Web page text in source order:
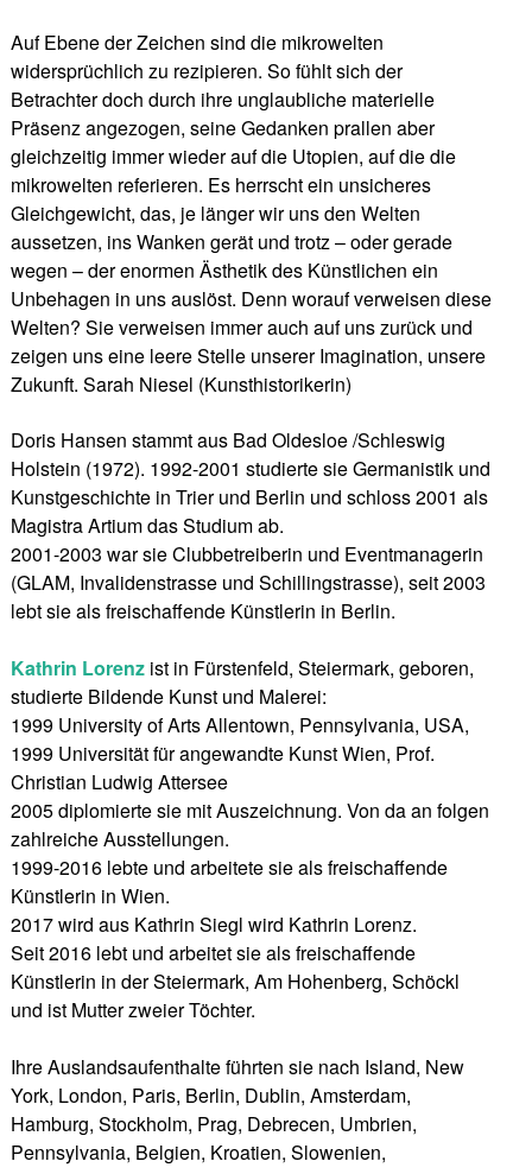
Auf Ebene der Zeichen sind die mikrowelten
widersprüchlich zu rezipieren. So fühlt sich der
Betrachter doch durch ihre unglaubliche materielle
Präsenz angezogen, seine Gedanken prallen aber
gleichzeitig immer wieder auf die Utopien, auf die die
mikrowelten referieren. Es herrscht ein unsicheres
Gleichgewicht, das, je länger wir uns den Welten
aussetzen, ins Wanken gerät und trotz – oder gerade
wegen – der enormen Ästhetik des Künstlichen ein
Unbehagen in uns auslöst. Denn worauf verweisen diese
Welten? Sie verweisen immer auch auf uns zurück und
zeigen uns eine leere Stelle unserer Imagination, unsere
Zukunft. Sarah Niesel (Kunsthistorikerin)
Doris Hansen stammt aus Bad Oldesloe /Schleswig
Holstein (1972). 1992-2001 studierte sie Germanistik und
Kunstgeschichte in Trier und Berlin und schloss 2001 als
Magistra Artium das Studium ab.
2001-2003 war sie Clubbetreiberin und Eventmanagerin
(GLAM, Invalidenstrasse und Schillingstrasse), seit 2003
lebt sie als freischaffende Künstlerin in Berlin.
Kathrin Lorenz ist in Fürstenfeld, Steiermark, geboren,
studierte Bildende Kunst und Malerei:
1999 University of Arts Allentown, Pennsylvania, USA,
1999 Universität für angewandte Kunst Wien, Prof.
Christian Ludwig Attersee
2005 diplomierte sie mit Auszeichnung. Von da an folgen
zahlreiche Ausstellungen.
1999-2016 lebte und arbeitete sie als freischaffende
Künstlerin in Wien.
2017 wird aus Kathrin Siegl wird Kathrin Lorenz.
Seit 2016 lebt und arbeitet sie als freischaffende
Künstlerin in der Steiermark, Am Hohenberg, Schöckl
und ist Mutter zweier Töchter.
Ihre Auslandsaufenthalte führten sie nach Island, New
York, London, Paris, Berlin, Dublin, Amsterdam,
Hamburg, Stockholm, Prag, Debrecen, Umbrien,
Pennsylvania, Belgien, Kroatien, Slowenien,